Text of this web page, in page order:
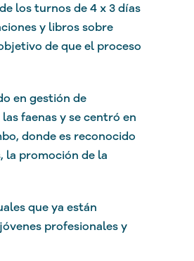
los turnos de 4 x 3 días
y libros sobre
de que el proceso
en gestión de
faenas y se centró en
donde es reconocido
la promoción de la
que ya están
profesionales y